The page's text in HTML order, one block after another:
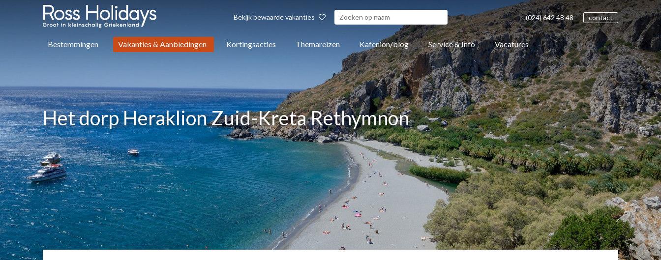
Bekijk bewaarde vakanties (024)642 4848 contact
Bestemmingen Vakanties & Aanbiedingen Kortingsacties Themareizen Kafenion/blog Service & Info Vacatures
Het dorp Heraklion Zuid-Kreta Rethymnon